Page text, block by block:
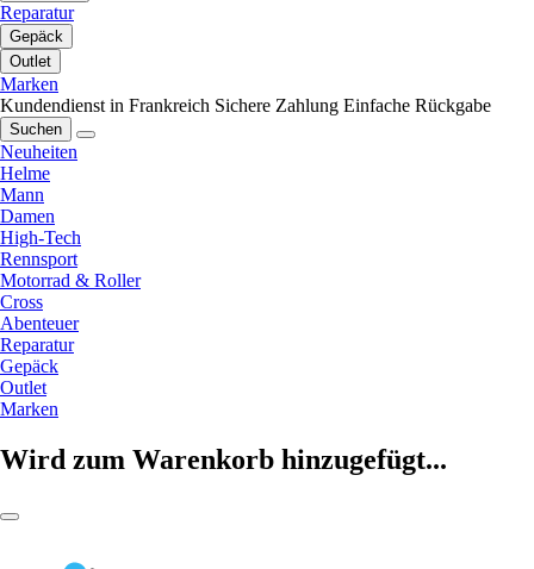
Reparatur
Gepäck
Outlet
Marken
Kundendienst in Frankreich Sichere Zahlung Einfache Rückgabe
Suchen
Neuheiten
Helme
Mann
Damen
High-Tech
Rennsport
Motorrad & Roller
Cross
Abenteuer
Reparatur
Gepäck
Outlet
Marken
Wird zum Warenkorb hinzugefügt...